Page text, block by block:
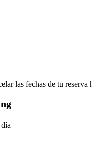
las fechas de tu